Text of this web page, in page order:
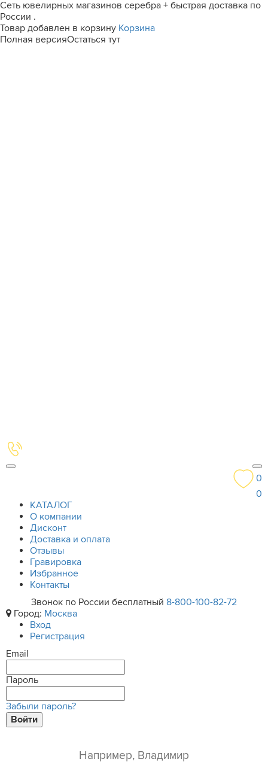
Сеть ювелирных магазинов серебра + быстрая доставка по
России .
Товар добавлен в корзину Корзина
Полная версияОстаться тут
0
0
КАТАЛОГ
О компании
Дисконт
Доставка и оплата
Отзывы
Гравировка
Избранное
Контакты
Звонок по России бесплатный 8-800-100-82-72
Город: Москва
Вход
Регистрация
Email
Пароль
Забыли пароль?
Войти